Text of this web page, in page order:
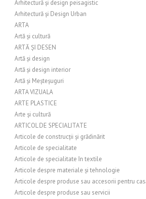
Arhitectură și design peisagistic
Arhitectură și Design Urban
ARTA
Artă și cultură
ARTĂ ȘI DESEN
Artă și design
Artă și design interior
Artă și Meșteșuguri
ARTA VIZUALA
ARTE PLASTICE
Arte și cultură
ARTICOL DE SPECIALITATE
Articole de construcții și grădinărit
Articole de specialitate
Articole de specialitate în textile
Articole despre materiale și tehnologie
Articole despre produse sau accesorii pentru
Articole despre produse sau servicii